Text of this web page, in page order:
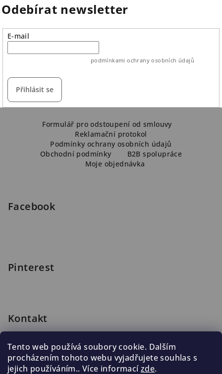
Tento web používá soubory cookie. Dalším
procházením tohoto webu vyjadřujete souhlas s
jejich používáním.. Více informacízde.
Odebírat newsletter
E-mail
podmínkami ochrany osobních údajů
Přihlásit se
Formulář pro odstoupení od smlouvy
Reklamační protokol
Podmínky ochrany osobních údajů
Obchodní podmínky
B2B spolupráce
Moje objednávka
Facebook
Pinterest
Kontakt
222 316 990
776 019 998, 602 537 625